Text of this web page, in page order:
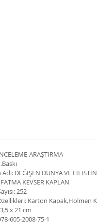
ARAŞTIRMA
Adı: DEĞİŞEN DÜNYA VE
KEVSER KAPLAN
252
Karton Kapak,Holmen
x 21 cm
605-2008-75-1